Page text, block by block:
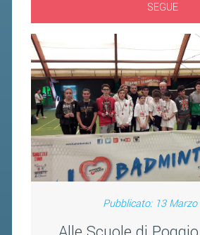
SEGUE
Pubblicato: 13